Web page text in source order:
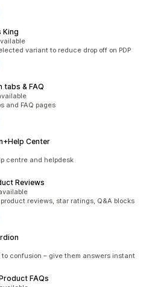
King
variant to reduce drop off on PDP
tabs & FAQ
and FAQ pages
Center
centre and helpdesk
Reviews
reviews, star ratings, Q&A blocks
confusion – give them answers instant
FAQs